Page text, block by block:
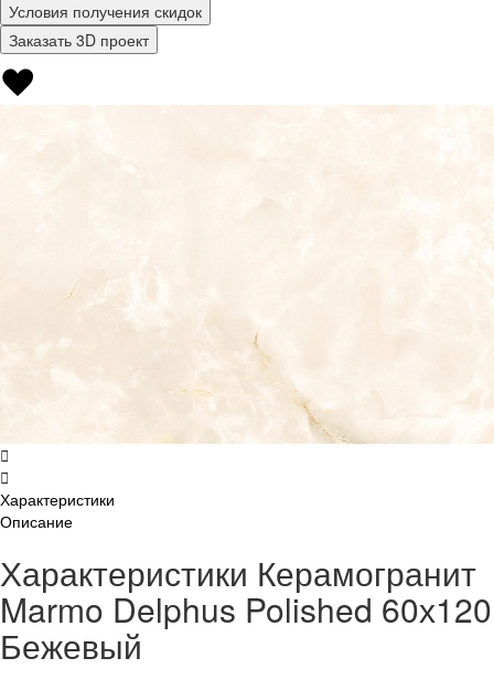
Условия получения скидок
Заказать 3D проект
Характеристики
Описание
Характеристики Керамогранит
Marmo Delphus Polished 60х120
Бежевый